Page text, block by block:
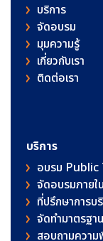
บริการ
จัดอบรม
มุมความรู้
เกี่ยวกับเรา
ติดต่อเรา
บริการ
อบรม
จัดอบรมภาย
ที่ปรึกษาการ
จัดทำมาตรฐ
สอบถามควา